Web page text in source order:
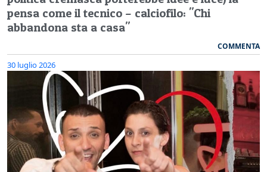
pensa come il tecnico – calciofilo: "Chi
abbandona sta a casa"
COMMENTA
30 luglio 2026